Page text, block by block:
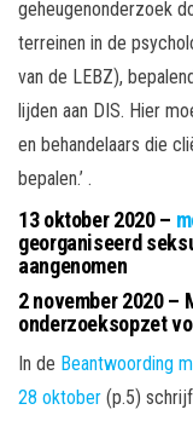
geheugenonderzoek
terreinen in de
van de LEBZ),
lijden aan DIS. Hier
en behandelaars die
bepalen.’ .
13 oktober 2020 –
georganiseerd
aangenomen
2 november 2020 –
onderzoeksopzet
In de Beantwoording
28 oktober (p.5)